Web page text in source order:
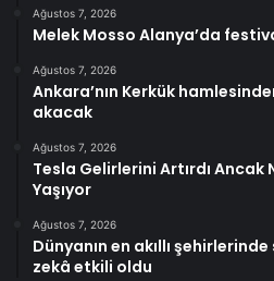
Ağustos 7, 2026
Melek Mosso Alanya’da
Ağustos 7, 2026
Ankara’nın Kerkük
akacak
Ağustos 7, 2026
Tesla Gelirlerini Artırdı Ancak
Yaşıyor
Ağustos 7, 2026
Dünyanın en akıllı
zekâ etkili oldu